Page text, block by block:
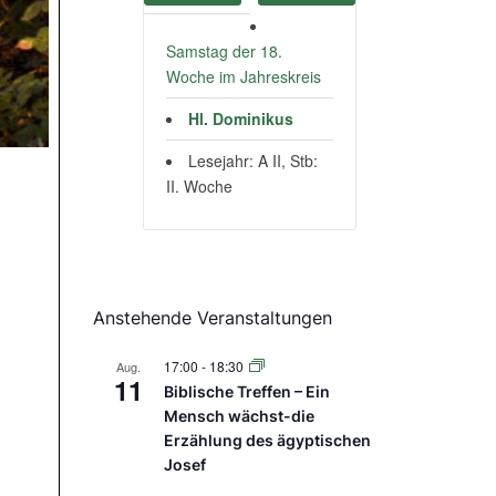
Samstag der 18.
Woche im Jahreskreis
Hl. Dominikus
Lesejahr: A II, Stb:
II. Woche
Anstehende Veranstaltungen
Aug.
11
17:00 - 18:30
Biblische Treffen – Ein
Mensch wächst-die
Erzählung des ägyptischen
Josef